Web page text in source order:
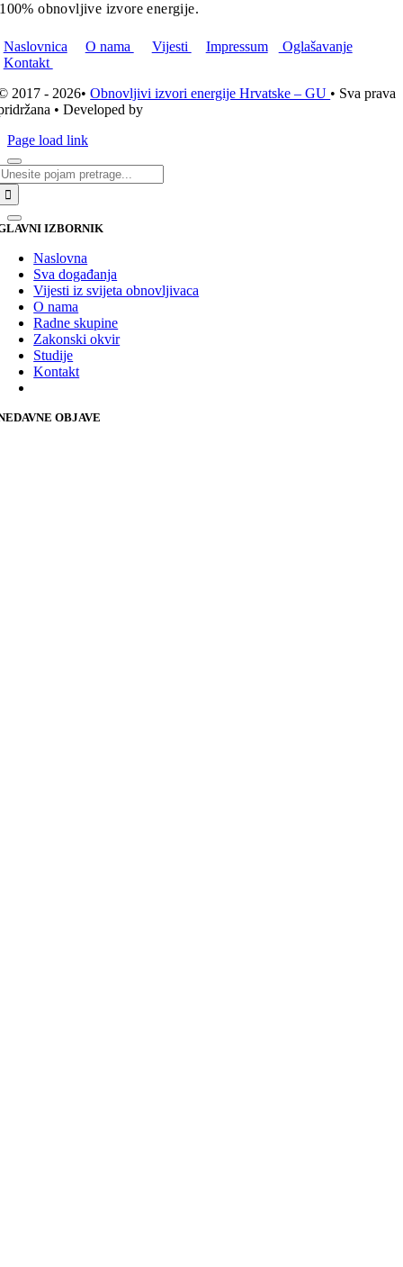
100% obnovljive izvore energije.
Naslovnica O nama Vijesti Impressum
Oglašavanje
Kontakt
2017 - 2026•Obnovljivi izvori energije Hrvatske – GU • Sva prava
• Developed by
Page load link
IZBORNIK
Naslovna
Sva događanja
Vijesti iz svijeta obnovljivaca
O nama
Radne skupine
Zakonski okvir
Studije
Kontakt
OBJAVE